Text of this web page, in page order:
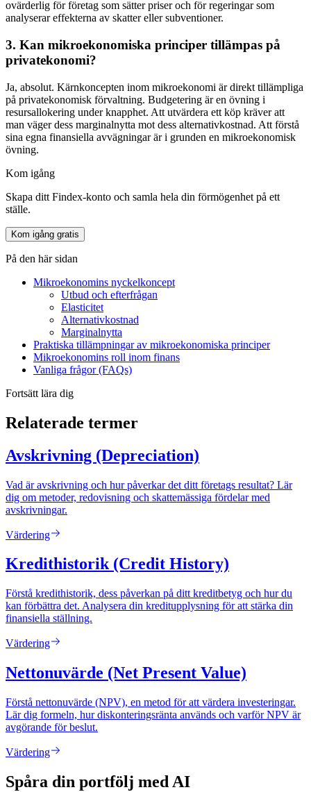
ovärderlig för företag som sätter priser och för regeringar som
analyserar effekterna av skatter eller subventioner.
3. Kan mikroekonomiska principer tillämpas på
privatekonomi?
Ja, absolut. Kärnkoncepten inom mikroekonomi är direkt tillämpliga
på privatekonomisk förvaltning. Budgetering är en övning i
resursallokering under knapphet. Att utvärdera ett köp kräver att
man väger dess marginalnytta mot dess alternativkostnad. Att förstå
sina egna finansiella avvägningar är i grunden en mikroekonomisk
övning.
Kom igång
Skapa ditt Findex-konto och samla hela din förmögenhet på ett
ställe.
Kom igång gratis
På den här sidan
Mikroekonomins nyckelkoncept
Utbud och efterfrågan
Elasticitet
Alternativkostnad
Marginalnytta
Praktiska tillämpningar av mikroekonomiska principer
Mikroekonomins roll inom finans
Vanliga frågor (FAQs)
Fortsätt lära dig
Relaterade termer
Avskrivning (Depreciation)
Vad är avskrivning och hur påverkar det ditt företags resultat? Lär
dig om metoder, redovisning och skattemässiga fördelar med
avskrivningar.
Värdering
Kredithistorik (Credit History)
Förstå kredithistorik, dess påverkan på ditt kreditbetyg och hur du
kan förbättra det. Analysera din kreditupplysning för att stärka din
finansiella ställning.
Värdering
Nettonuvärde (Net Present Value)
Förstå nettonuvärde (NPV), en metod för att värdera investeringar.
Lär dig formeln, hur diskonteringsränta används och varför NPV är
avgörande för beslut.
Värdering
Spåra din portfölj med AI